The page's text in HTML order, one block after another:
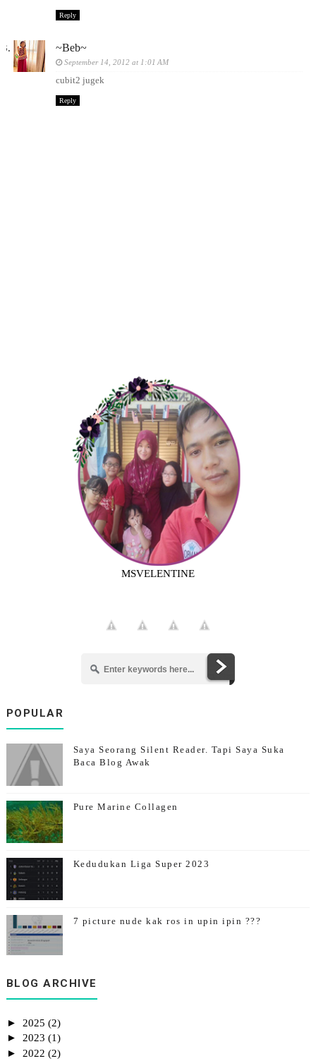
Reply
~Beb~
September 14, 2012 at 1:01 AM
cubit2 jugek
Reply
MSVELENTINE
POPULAR
Saya Seorang Silent Reader. Tapi Saya Suka
Baca Blog Awak
Pure Marine Collagen
Kedudukan Liga Super 2023
7 picture nude kak ros in upin ipin ???
1st Giveaway By Emas Putih
BLOG ARCHIVE
► 2025 (2)
► 2023 (1)
► 2022 (2)